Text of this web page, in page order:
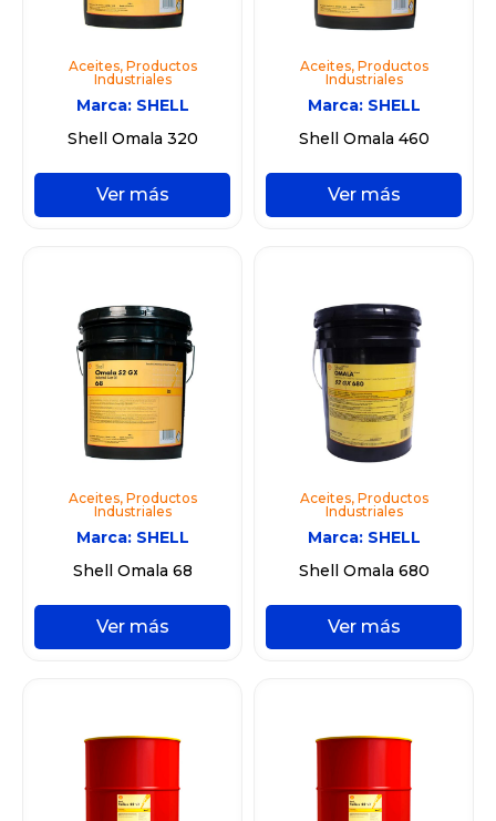
Aceites, Productos
Industriales
Marca: SHELL
Shell Omala 320
Ver más
Aceites, Productos
Industriales
Marca: SHELL
Shell Omala 460
Ver más
Aceites, Productos
Industriales
Marca: SHELL
Shell Omala 68
Ver más
Aceites, Productos
Industriales
Marca: SHELL
Shell Omala 680
Ver más